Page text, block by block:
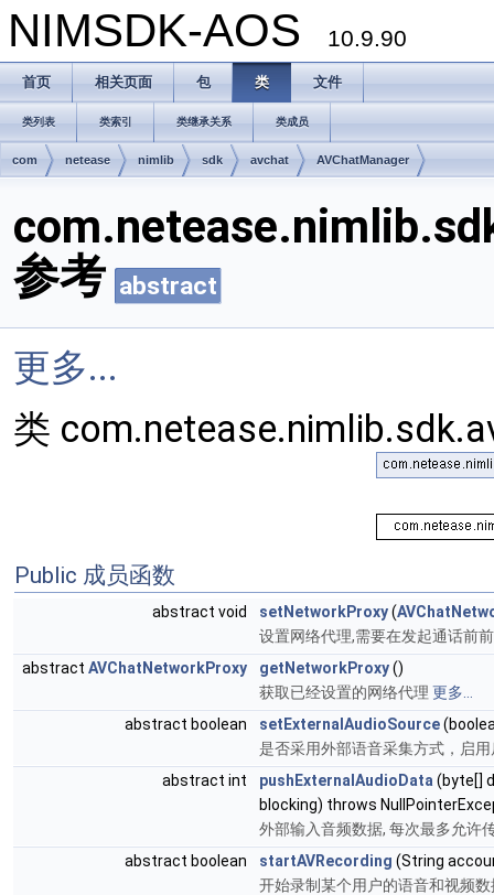
NIMSDK-AOS 10.9.90
首页 相关页面 包 类 文件
类列表 类索引 类继承关系 类成员
com netease nimlib sdk avchat AVChatManager
参考 abstract
更多...
类
Public 成员函数
abstract void setNetworkProxy(
设置网络代理,需要在发起通话前
abstract AVChatNetworkProxy getNetworkProxy()
获取已经设置的网络代理 更多...
abstract boolean
setExternalAudioSource
是否采用外部语音采集方式，启
abstract int
pushExternalAudioData (byte[]
blocking) throws
外部输入音频数据, 每次最多允许
abstract boolean
startAVRecording (String
开始录制某个用户的语音和视频